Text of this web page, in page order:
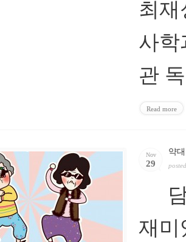
최
사
관
Read more
Nov
29
약
담
재미